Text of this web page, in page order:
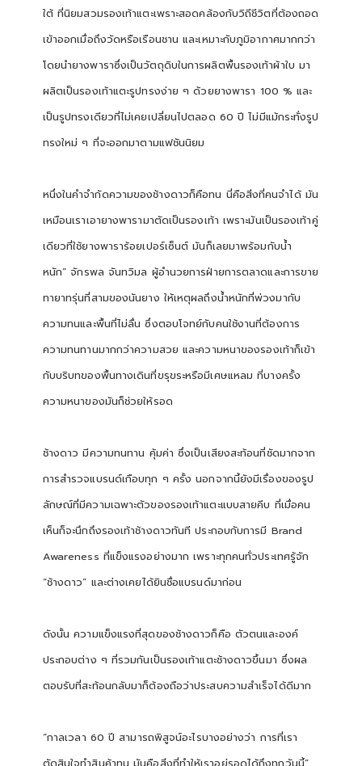
ใต้ ที่นิยมสวมรองเท้าแตะเพราะสอดคล้องกับวิถีชีวิตที่ต้องถอด
เข้าออกเมื่อถึงวัดหรือเรือนชาน และเหมาะกับภูมิอากาศมากกว่า
โดยนำยางพาราซึ่งเป็นวัตถุดิบในการผลิตพื้นรองเท้าผ้าใบ มา
ผลิตเป็นรองเท้าแตะรูปทรงง่าย ๆ ด้วยยางพารา 100 %และ
เป็นรูปทรงเดียวที่ไม่เคยเปลี่ยนไปตลอด 60ปี ไม่มีแม้กระทั่งรูป
ทรงใหม่ ๆ ที่จะออกมาตามแฟชันนิยม
หนึ่งในคำจำกัดความของช้างดาวก็คือทน นี่คือสิ่งที่คนจำได้ มัน
เหมือนเราเอายางพารามาตัดเป็นรองเท้า เพราะมันเป็นรองเท้าคู่
เดียวที่ใช้ยางพาราร้อยเปอร์เซ็นต์ มันก็เลยมาพร้อมกับน้ำ
หนัก”จักรพล จันทวิมล ผู้อำนวยการฝ่ายการตลาดและการขาย
ทายาทรุ่นที่สามของนันยาง ให้เหตุผลถึงน้ำหนักที่พ่วงมากับ
ความทนและพื้นที่ไม่ลื่น ซึ่งตอบโจทย์กับคนใช้งานที่ต้องการ
ความทนทานมากกว่าความสวย และความหนาของรองเท้าก็เข้า
กับบริบทของพื้นทางเดินที่ขรุขระหรือมีเศษแหลม ที่บางครั้ง
ความหนาของมันก็ช่วยให้รอด
ช้างดาว มีความทนทาน คุ้มค่า ซึ่งเป็นเสียงสะท้อนที่ชัดมากจาก
การสำรวจแบรนด์เกือบทุก ๆ ครั้ง นอกจากนี้ยังมีเรื่องของรูป
ลักษณ์ที่มีความเฉพาะตัวของรองเท้าแตะแบบสายคีบ ที่เมื่อคน
เห็นก็จะนึกถึงรองเท้าช้างดาวทันที ประกอบกับการมี Brand
Awareness ที่แข็งแรงอย่างมาก เพราะทุกคนทั่วประเทศรู้จัก
“ช้างดาว” และต่างเคยได้ยินชื่อแบรนด์มาก่อน
ดังนั้น ความแข็งแรงที่สุดของช้างดาวก็คือ ตัวตนและองค์
ประกอบต่าง ๆ ที่รวมกันเป็นรองเท้าแตะช้างดาวขึ้นมา ซึ่งผล
ตอบรับที่สะท้อนกลับมาก็ต้องถือว่าประสบความสำเร็จได้ดีมาก
“กาลเวลา 60ปี สามารถพิสูจน์อะไรบางอย่างว่า การที่เรา